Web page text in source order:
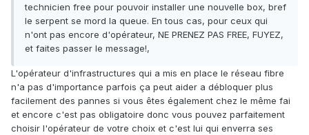
technicien free pour pouvoir installer une nouvelle box, bref
le serpent se mord la queue. En tous cas, pour ceux qui
n'ont pas encore d'opérateur, NE PRENEZ PAS FREE, FUYEZ,
et faites passer le message!,
L'opérateur d'infrastructures qui a mis en place le réseau fibre
n'a pas d'importance parfois ça peut aider a débloquer plus
facilement des pannes si vous êtes également chez le même fai
et encore c'est pas obligatoire donc vous pouvez parfaitement
choisir l'opérateur de votre choix et c'est lui qui enverra ses